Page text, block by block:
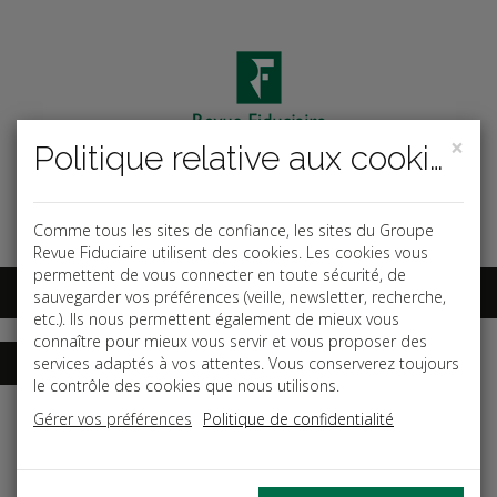
Code ouvrage OK
Espace abonnés
Accueil Guides Le guide de la TVA
×
Politique relative aux cookies
Comme tous les sites de confiance, les sites du Groupe
Revue Fiduciaire utilisent des cookies. Les cookies vous
permettent de vous connecter en toute sécurité, de
sauvegarder vos préférences (veille, newsletter, recherche,
etc.). Ils nous permettent également de mieux vous
connaître pour mieux vous servir et vous proposer des
services adaptés à vos attentes. Vous conserverez toujours
le contrôle des cookies que nous utilisons.
Gérer vos préférences
Politique de confidentialité